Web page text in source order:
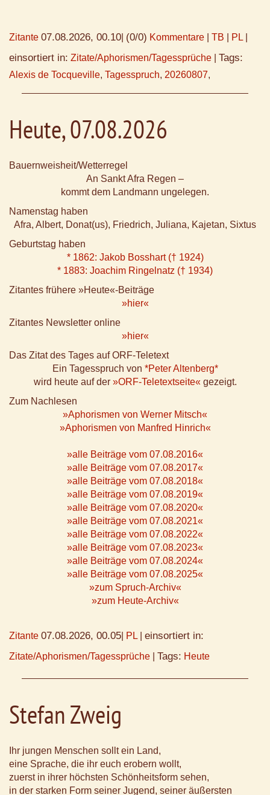
Zitante 07.08.2026, 00.10 (0/0) Kommentare TB PL
einsortiert in: Zitate/Aphorismen/Tagessprüche Tags:
Alexis de Tocqueville, Tagesspruch, 20260807,
Heute, 07.08.2026
Bauernweisheit/Wetterregel
An Sankt Afra Regen –
kommt dem Landmann ungelegen.
Namenstag haben
Afra, Albert, Donat(us), Friedrich, Juliana, Kajetan, Sixtus
Geburtstag haben
* 1862: Jakob Bosshart († 1924)
* 1883: Joachim Ringelnatz († 1934)
Zitantes frühere »Heute«-Beiträge
»hier«
Zitantes Newsletter online
»hier«
Das Zitat des Tages auf ORF-Teletext
Ein Tagesspruch von *Peter Altenberg*
wird heute auf der »ORF-Teletextseite« gezeigt.
Zum Nachlesen
»Aphorismen von Werner Mitsch«
»Aphorismen von Manfred Hinrich«
»alle Beiträge vom 07.08.2016«
»alle Beiträge vom 07.08.2017«
»alle Beiträge vom 07.08.2018«
»alle Beiträge vom 07.08.2019«
»alle Beiträge vom 07.08.2020«
»alle Beiträge vom 07.08.2021«
»alle Beiträge vom 07.08.2022«
»alle Beiträge vom 07.08.2023«
»alle Beiträge vom 07.08.2024«
»alle Beiträge vom 07.08.2025«
»zum Spruch-Archiv«
»zum Heute-Archiv«
Zitante 07.08.2026, 00.05 PL einsortiert in:
Zitate/Aphorismen/Tagessprüche Tags: Heute
Stefan Zweig
Ihr jungen Menschen sollt ein Land,
eine Sprache, die ihr euch erobern wollt,
zuerst in ihrer höchsten Schönheitsform sehen,
in der starken Form seiner Jugend, seiner äußersten